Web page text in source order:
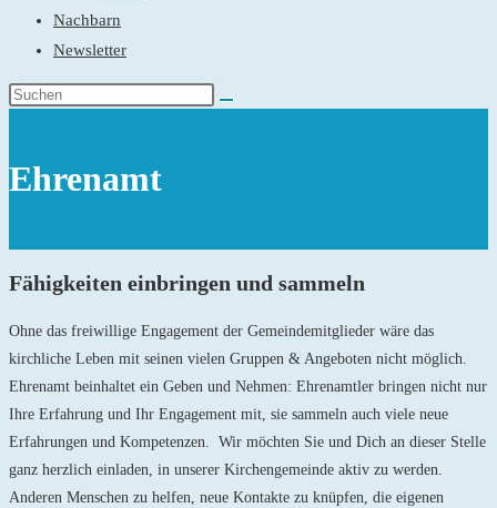
Nachbarn
Newsletter
Ehrenamt
Fähigkeiten einbringen und sammeln
Ohne das freiwillige Engagement der Gemeindemitglieder wäre das
kirchliche Leben mit seinen vielen Gruppen & Angeboten nicht möglich.
Ehrenamt beinhaltet ein Geben und Nehmen: Ehrenamtler bringen nicht nur
Ihre Erfahrung und Ihr Engagement mit, sie sammeln auch viele neue
Erfahrungen und Kompetenzen. Wir möchten Sie und Dich an dieser Stelle
ganz herzlich einladen, in unserer Kirchengemeinde aktiv zu werden.
Anderen Menschen zu helfen, neue Kontakte zu knüpfen, die eigenen